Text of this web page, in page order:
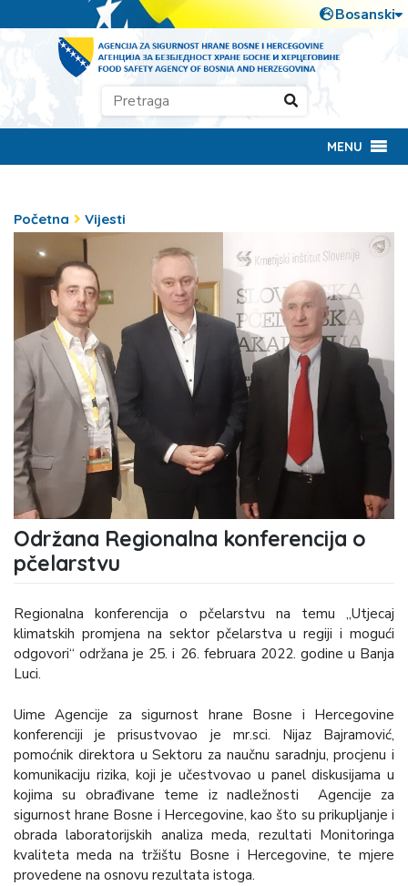
MENU
Početna Vijesti
Održana Regionalna konferencija o
pčelarstvu
Regionalna konferencija o pčelarstvu na temu „Utjecaj
klimatskih promjena na sektor pčelarstva u regiji i mogući
odgovori“ održana je 25. i 26. februara 2022. godine u Banja
Luci.
Uime Agencije za sigurnost hrane Bosne i Hercegovine
konferenciji je prisustvovao je mr.sci. Nijaz Bajramović,
pomoćnik direktora u Sektoru za naučnu saradnju, procjenu i
komunikaciju rizika, koji je učestvovao u panel diskusijama u
kojima su obrađivane teme iz nadležnosti Agencije za
sigurnost hrane Bosne i Hercegovine, kao što su prikupljanje i
obrada laboratorijskih analiza meda, rezultati Monitoringa
kvaliteta meda na tržištu Bosne i Hercegovine, te mjere
provedene na osnovu rezultata istoga.